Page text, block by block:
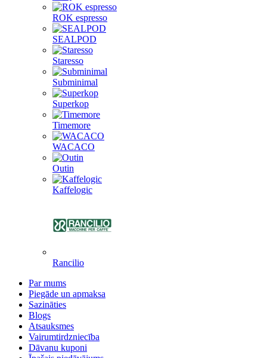
ROK espresso
SEALPOD
Staresso
Subminimal
Superkop
Timemore
WACACO
Outin
Kaffelogic
Rancilio
Par mums
Piegāde un apmaksa
Sazināties
Blogs
Atsauksmes
Vairumtirdzniecība
Dāvanu kuponi